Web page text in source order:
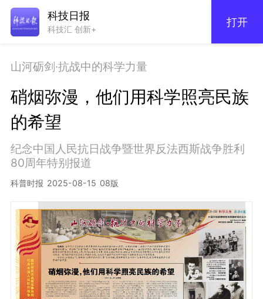
科技日报
科技汇 创新+
打开
山河砺剑·抗战中的科学力量
硝烟弥漫，他们用科学照亮民族
的希望
纪念中国人民抗日战争暨世界反法西斯战争胜利
80周年特别报道
科普时报 2025-08-15 08版